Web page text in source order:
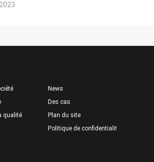
qualité
News
Des cas
Plan du site
Politique de confidentialité